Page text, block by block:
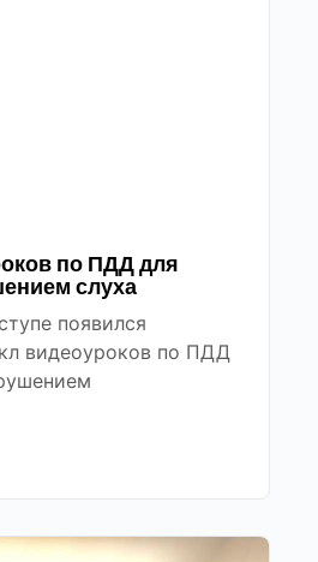
по ПДД для
слуха
появился
видеоуроков по ПДД